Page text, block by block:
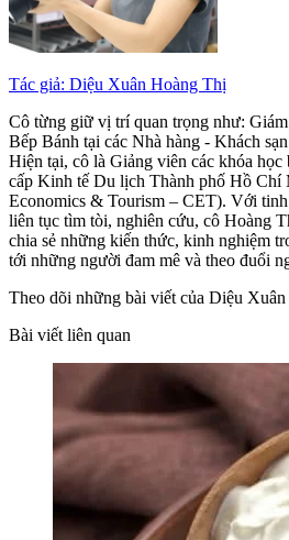
Tác giả: Diệu Xuân Hoàng Thị
Cô từng giữ vị trí quan trọng như:
Bếp Bánh tại các Nhà hàng - Khách
Hiện tại, cô là Giảng viên các khóa
cấp Kinh tế Du lịch Thành phố Hồ Chí
Economics & Tourism – CET). Với
liên tục tìm tòi, nghiên cứu, cô Hoàng
chia sẻ những kiến thức, kinh nghiệm
tới những người đam mê và theo đuổi
Theo dõi những bài viết của Diệu
Bài viết liên quan